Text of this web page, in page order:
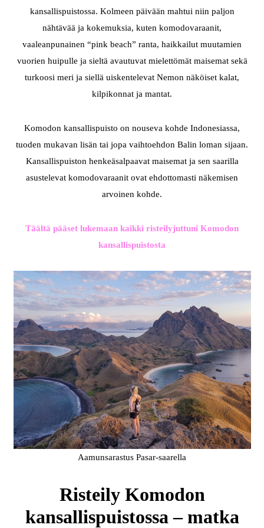
kansallispuistossa. Kolmeen päivään mahtui niin paljon
nähtävää ja kokemuksia, kuten komodovaraanit,
vaaleanpunainen “pink beach” ranta, haikkailut muutamien
vuorien huipulle ja sieltä avautuvat mielettömät maisemat sekä
turkoosi meri ja siellä uiskentelevat Nemon näköiset kalat,
kilpikonnat ja mantat.
Komodon kansallispuisto on nouseva kohde Indonesiassa,
tuoden mukavan lisän tai jopa vaihtoehdon Balin loman sijaan.
Kansallispuiston henkeäsalpaavat maisemat ja sen saarilla
asustelevat komodovaraanit ovat ehdottomasti näkemisen
arvoinen kohde.
Täältä pääset lukemaan kaikki risteilyjuttuni Komodon
kansallispuistosta
Aamunsarastus Pasar-saarella
Risteily Komodon
kansallispuistossa – matka